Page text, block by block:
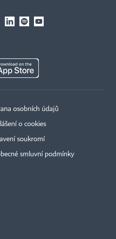
osobních údajů
o cookies
soukromí
smluvní podmínky